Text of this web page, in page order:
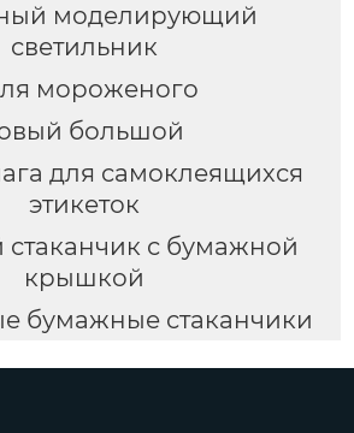
моделирующий
светильник
мороженого
большой
для самоклеящихся
этикеток
с бумажной
крышкой
бумажные стаканчики